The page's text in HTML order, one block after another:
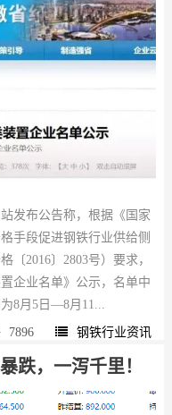
发布公告称，根据《国家
手段促进钢铁行业供给侧
〔2016〕2803号）要求，
企业名单》公示，名单中
8月5日—8月11...
7896 钢铁行业资讯
跌，一泻千里！